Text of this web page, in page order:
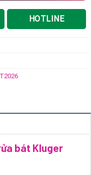
HOTLINE
bát Kluger